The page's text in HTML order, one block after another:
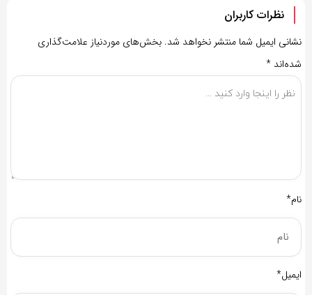
نظرات کاربران
نشانی ایمیل شما منتشر نخواهد شد. بخش‌های موردنیاز علامت‌گذاری
شده‌اند *
نام*
ایمیل*